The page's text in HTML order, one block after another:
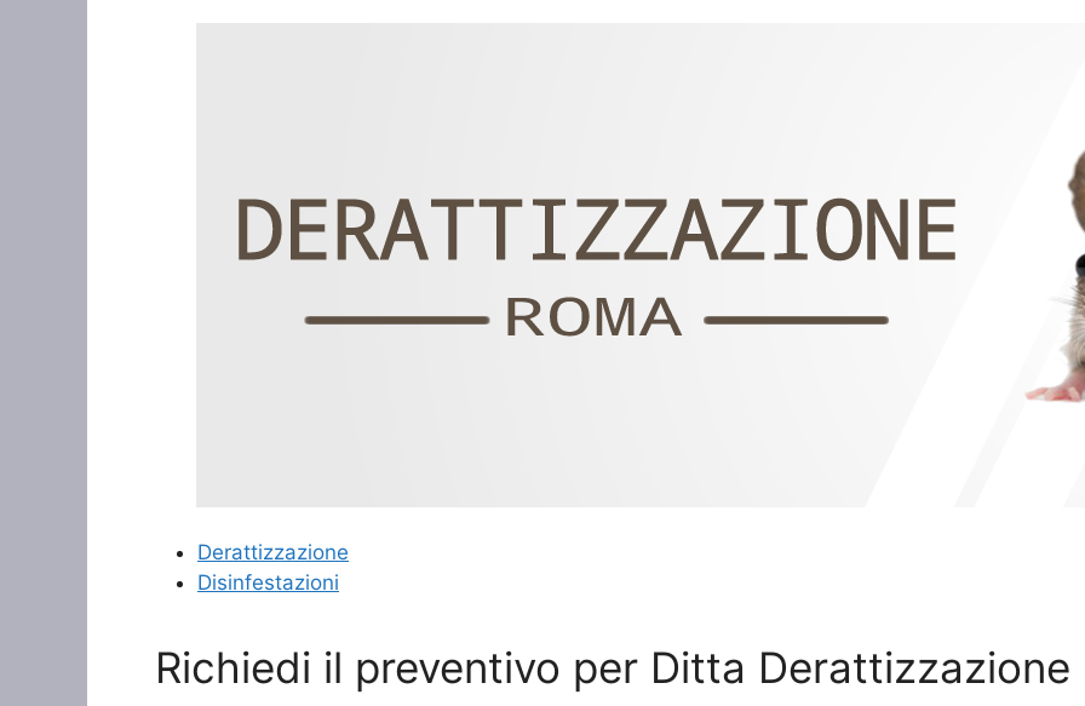
Derattizzazione
Disinfestazioni
Richiedi il preventivo per Ditta Derattizzazione